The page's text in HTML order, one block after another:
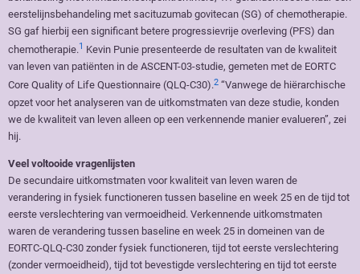
eerstelijnsbehandeling met sacituzumab govitecan (SG) of chemotherapie.
SG gaf hierbij een significant betere progressievrije overleving (PFS) dan
chemotherapie.1 Kevin Punie presenteerde de resultaten van de kwaliteit
van leven van patiënten in de ASCENT-03-studie, gemeten met de EORTC
Core Quality of Life Questionnaire (QLQ-C30).2 “Vanwege de hiërarchische
opzet voor het analyseren van de uitkomstmaten van deze studie, konden
we de kwaliteit van leven alleen op een verkennende manier evalueren”, zei
hij.
Veel voltooide vragenlijsten
De secundaire uitkomstmaten voor kwaliteit van leven waren de
verandering in fysiek functioneren tussen baseline en week 25 en de tijd tot
eerste verslechtering van vermoeidheid. Verkennende uitkomstmaten
waren de verandering tussen baseline en week 25 in domeinen van de
EORTC-QLQ-C30 zonder fysiek functioneren, tijd tot eerste verslechtering
(zonder vermoeidheid), tijd tot bevestigde verslechtering en tijd tot eerste